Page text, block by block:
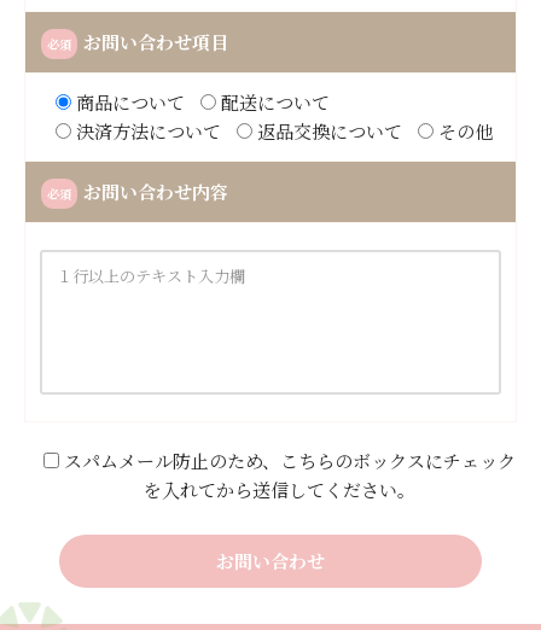
必須 お問い合わせ項目
商品について
配送について
決済方法について
返品交換について その他
必須 お問い合わせ内容
スパムメール防止のため、こちらのボックスにチェック
を入れてから送信してください。